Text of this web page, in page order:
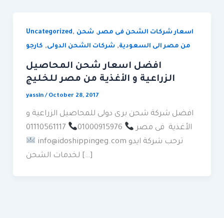
Uncategorized, اسعار شركات الشحن فى مصر, شحن
من مصر الى السعودية, شركات الشحن الدولى, كارجو
افضل اسعار شحن المحاصيل
الزراعية و الأغذية من مصر للخليج
yassin/ October 28, 2017
افضل شركة شحن برى دولى للمحاصيل الزراعية و
الأغذية فى مصر
info@idoshippingeg.com ترحب شركة ايدو
لخدمات الشحن […]